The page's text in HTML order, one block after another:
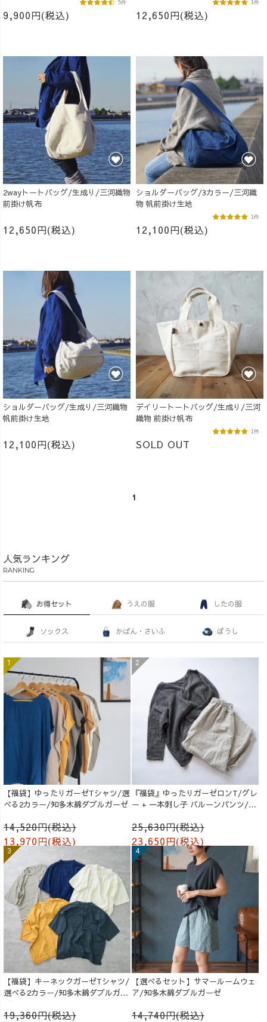
9,900円(税込)
5件
12,650円(税込)
1件
2wayトートバッグ/生成り/三河織物
前掛け帆布
12,650円(税込)
ショルダーバッグ/3カラー/三河織
物 帆前掛け生地
12,100円(税込)
1件
ショルダーバッグ/生成り/三河織物
帆前掛け生地
12,100円(税込)
デイリートートバッグ/生成り/三河
織物 前掛け帆布
SOLD OUT
1件
1
人気ランキング
RANKING
お得セット うえの服 したの服
ソックス かばん・さいふ ぼうし
【福袋】ゆったりガーゼTシャツ/選
べる2カラー/知多木綿ダブルガーゼ
14,520円(税込)
13,970円(税込)
『福袋』ゆったりガーゼロンT/グレ
ー + 一本刺し子 バルーンパンツ/生
25,630円(税込)
23,650円(税込)
【福袋】キーネックガーゼTシャツ/
選べる2カラー/知多木綿ダブルガー
ゼ
19,360円(税込)
【選べるセット】サマールームウェ
ア/知多木綿ダブルガーゼ
14,740円(税込)